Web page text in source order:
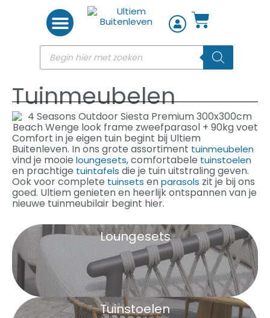
Tuinmeubelen
Comfort in je eigen tuin begint bij Ultiem
Buitenleven. In ons grote assortiment tuinmeubelen
vind je mooie loungesets, comfortabele tuinstoelen
en prachtige tuintafels die je tuin uitstraling geven.
Ook voor complete tuinsets enparasols zit je bij ons
goed. Ultiem genieten en heerlijk ontspannen van je
nieuwe tuinmeubilair begint hier.
Loungesets
Tuinstoelen